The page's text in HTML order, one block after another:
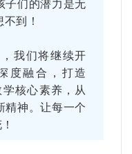
子们的潜力是无
到！
我们将继续开
度融合，打造
核心素养，从
精神。让每一个